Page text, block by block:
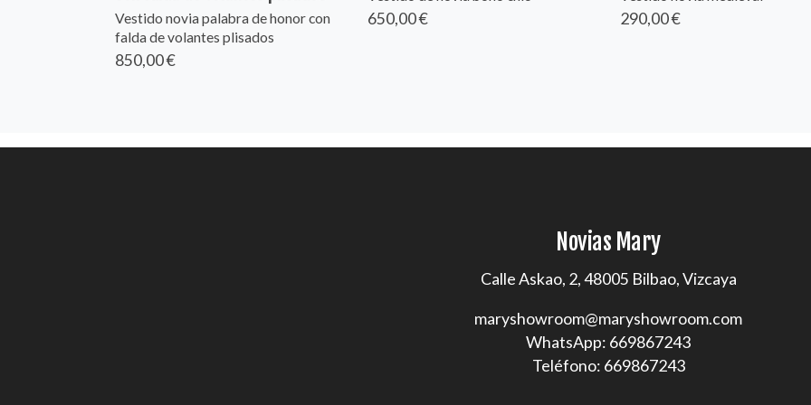
Vestido novia palabra de honor con
falda de volantes plisados
850,00 €
650,00 € 290,00 €
Novias Mary
Calle Askao, 2, 48005 Bilbao, Vizcaya
maryshowroom@maryshowroom.com
WhatsApp: 669867243
Teléfono: 669867243